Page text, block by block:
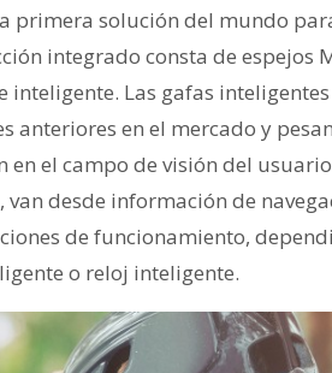
primera solución del mundo
integrado consta de espejos
inteligente. Las gafas
anteriores en el mercado y
el campo de visión del
desde información de
de funcionamiento,
o reloj inteligente.